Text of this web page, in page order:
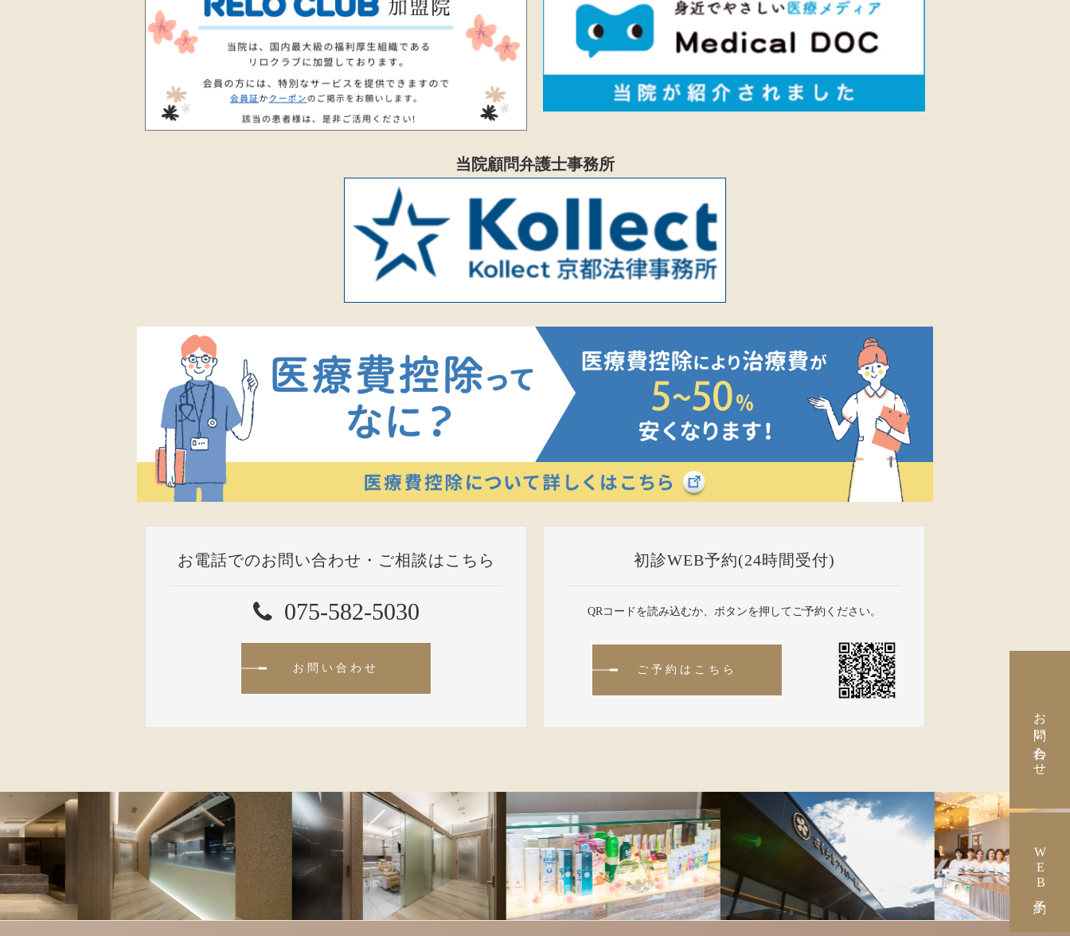
当院顧問弁護士事務所
お電話でのお問い合わせ・ご相談はこちら
075-582-5030
お問い合わせ
初診WEB予約(24時間受付)
QRコードを読み込むか、ボタンを押してご予約ください。
ご予約はこちら
お問い合わせ
WEB予約